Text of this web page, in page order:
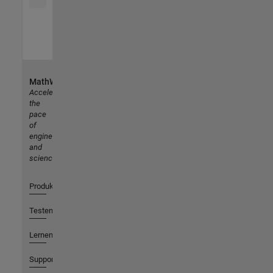
MathWorks
Accelerating
the
pace
of
engineering
and
science
Produkte
Testen oder Kaufen
Lernen
Support